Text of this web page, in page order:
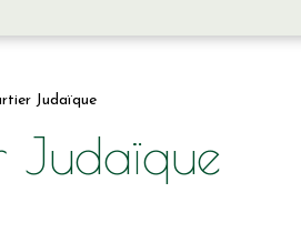
Judaïque
Judaïque